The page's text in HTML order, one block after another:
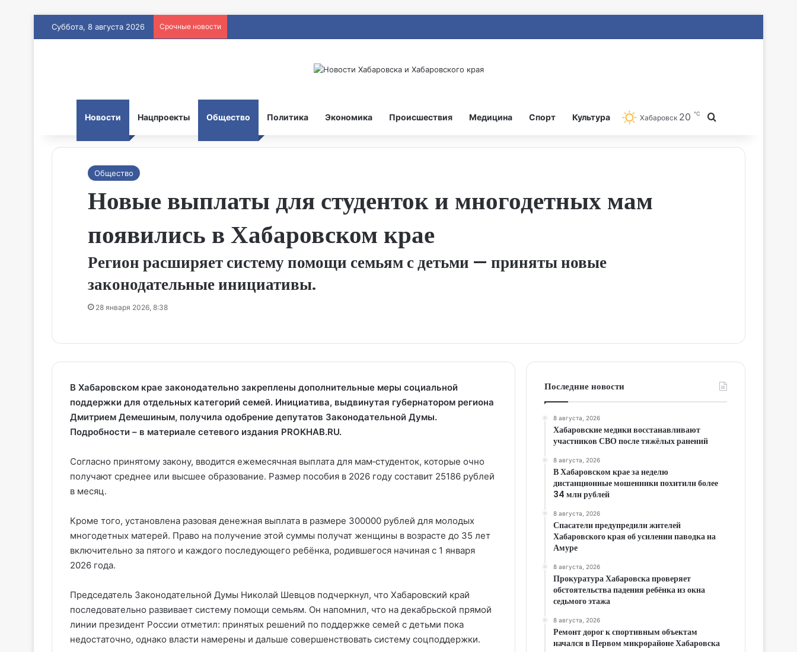
Суббота, 8 августа 2026 Срочные новости
Новости Нацпроекты Общество Политика Экономика Происшествия Медицина Спорт Культура Хабаровск 20 ℃
Общество
Новые выплаты для студенток и многодетных мам
появились в Хабаровском крае
Регион расширяет систему помощи семьям с детьми — приняты новые
законодательные инициативы.
28 января 2026, 8:38
В Хабаровском крае законодательно закреплены дополнительные меры социальной
поддержки для отдельных категорий семей. Инициатива, выдвинутая губернатором региона
Дмитрием Демешиным, получила одобрение депутатов Законодательной Думы.
Подробности – в материале сетевого издания PROKHAB.RU.
Согласно принятому закону, вводится ежемесячная выплата для мам‑студенток, которые очно
получают среднее или высшее образование. Размер пособия в 2026 году составит 25186 рублей
в месяц.
Кроме того, установлена разовая денежная выплата в размере 300000 рублей для молодых
многодетных матерей. Право на получение этой суммы получат женщины в возрасте до 35 лет
включительно за пятого и каждого последующего ребёнка, родившегося начиная с 1 января
2026 года.
Председатель Законодательной Думы Николай Шевцов подчеркнул, что Хабаровский край
последовательно развивает систему помощи семьям. Он напомнил, что на декабрьской прямой
линии президент России отметил: принятых решений по поддержке семей с детьми пока
недостаточно, однако власти намерены и дальше совершенствовать систему соцподдержки.
Последние новости
8 августа, 2026
Хабаровские медики восстанавливают
участников СВО после тяжёлых ранений
8 августа, 2026
В Хабаровском крае за неделю
дистанционные мошенники похитили более
34 млн рублей
8 августа, 2026
Спасатели предупредили жителей
Хабаровского края об усилении паводка на
Амуре
8 августа, 2026
Прокуратура Хабаровска проверяет
обстоятельства падения ребёнка из окна
седьмого этажа
8 августа, 2026
Ремонт дорог к спортивным объектам
начался в Первом микрорайоне Хабаровска